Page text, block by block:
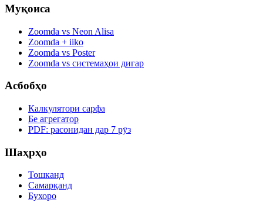
Муқоиса
Zoomda vs Neon Alisa
Zoomda + iiko
Zoomda vs Poster
Zoomda vs системаҳои дигар
Асбобҳо
Калкулятори сарфа
Бе агрегатор
PDF: расонидан дар 7 рӯз
Шаҳрҳо
Тошканд
Самарқанд
Бухоро